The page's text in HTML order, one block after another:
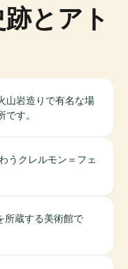
とアト
山岩造りで有名な場
です。
うクレルモン＝フェ
所蔵する美術館で